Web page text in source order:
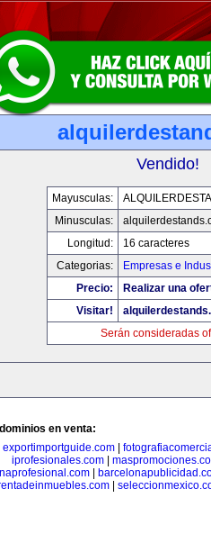
Vendido!
Mayusculas:
Minusculas:
Longitud:
16 caracteres
Categorias:
Empresas e
Precio:
Realizar una
Visitar!
Serán consideradas
en venta:
exportimportguide.com
iprofesionales.com
|